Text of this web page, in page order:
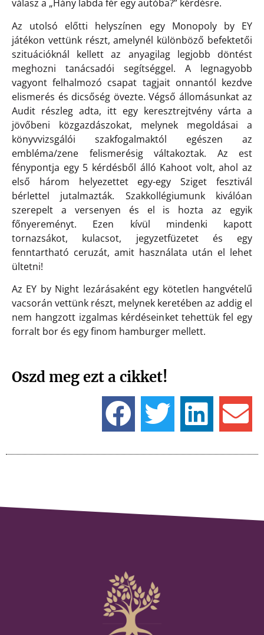
válasz a „Hány labda fér egy autóba?” kérdésre.
Az utolsó előtti helyszínen egy Monopoly by EY
játékon vettünk részt, amelynél különböző befektetői
szituációknál kellett az anyagilag legjobb döntést
meghozni tanácsadói segítséggel. A legnagyobb
vagyont felhalmozó csapat tagjait onnantól kezdve
elismerés és dicsőség övezte. Végső állomásunkat az
Audit részleg adta, itt egy keresztrejtvény várta a
jövőbeni közgazdászokat, melynek megoldásai a
könyvvizsgálói szakfogalmaktól egészen az
embléma/zene felismerésig váltakoztak. Az est
fénypontja egy 5 kérdésből álló Kahoot volt, ahol az
első három helyezettet egy-egy Sziget fesztivál
bérlettel jutalmazták. Szakkollégiumunk kiválóan
szerepelt a versenyen és el is hozta az egyik
főnyereményt. Ezen kívül mindenki kapott
tornazsákot, kulacsot, jegyzetfüzetet és egy
fenntartható ceruzát, amit használata után el lehet
ültetni!
Az EY by Night lezárásaként egy kötetlen hangvételű
vacsorán vettünk részt, melynek keretében az addig el
nem hangzott izgalmas kérdéseinket tehettük fel egy
forralt bor és egy finom hamburger mellett.
Oszd meg ezt a cikket!